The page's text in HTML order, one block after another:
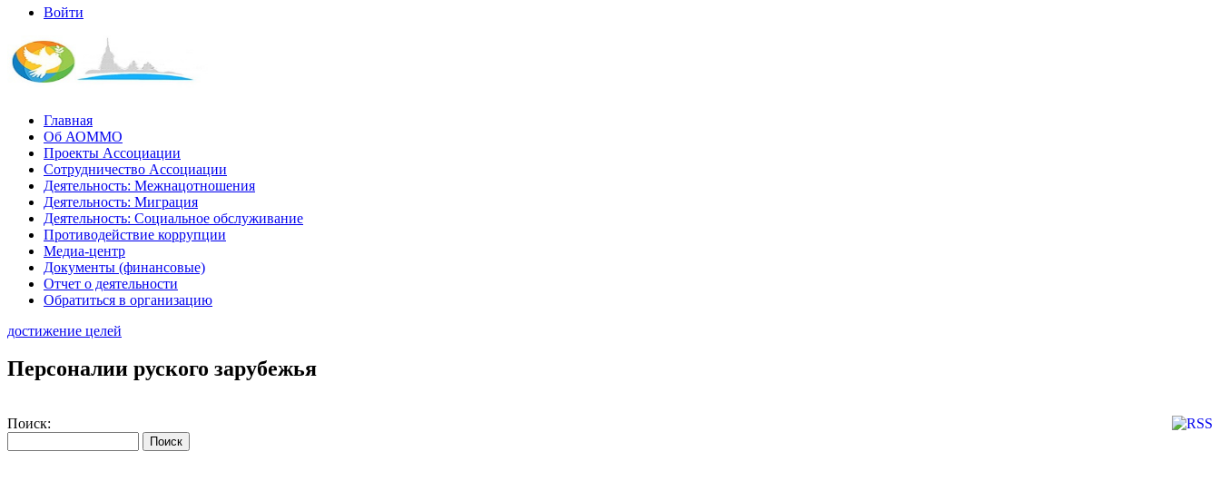
Войти
Главная
Об АОММО
Проекты Ассоциации
Сотрудничество Ассоциации
Деятельность: Межнацотношения
Деятельность: Миграция
Деятельность: Социальное обслуживание
Противодействие коррупции
Медиа-центр
Документы (финансовые)
Отчет о деятельности
Обратиться в организацию
достижение целей
Персоналии руского зарубежья
Поиск: